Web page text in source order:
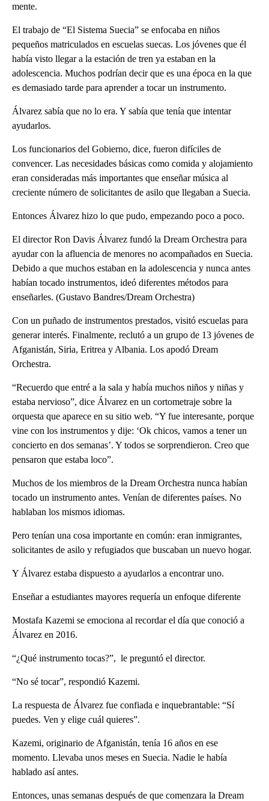
mente.
El trabajo de “El Sistema Suecia” se enfocaba en niños
pequeños matriculados en escuelas suecas. Los jóvenes que él
había visto llegar a la estación de tren ya estaban en la
adolescencia. Muchos podrían decir que es una época en la que
es demasiado tarde para aprender a tocar un instrumento.
Álvarez sabía que no lo era. Y sabía que tenía que intentar
ayudarlos.
Los funcionarios del Gobierno, dice, fueron difíciles de
convencer. Las necesidades básicas como comida y alojamiento
eran consideradas más importantes que enseñar música al
creciente número de solicitantes de asilo que llegaban a Suecia.
Entonces Álvarez hizo lo que pudo, empezando poco a poco.
El director Ron Davis Álvarez fundó la Dream Orchestra para
ayudar con la afluencia de menores no acompañados en Suecia.
Debido a que muchos estaban en la adolescencia y nunca antes
habían tocado instrumentos, ideó diferentes métodos para
enseñarles. (Gustavo Bandres/Dream Orchestra)​
Con un puñado de instrumentos prestados, visitó escuelas para
generar interés. Finalmente, reclutó a un grupo de 13 jóvenes de
Afganistán, Siria, Eritrea y Albania. Los apodó Dream
Orchestra.
“Recuerdo que entré a la sala y había muchos niños y niñas y
estaba nervioso”, dice Álvarez en un cortometraje sobre la
orquesta que aparece en su sitio web. “Y fue interesante, porque
vine con los instrumentos y dije: ‘Ok chicos, vamos a tener un
concierto en dos semanas’. Y todos se sorprendieron. Creo que
pensaron que estaba loco”.
Muchos de los miembros de la Dream Orchestra nunca habían
tocado un instrumento antes. Venían de diferentes países. No
hablaban los mismos idiomas.
Pero tenían una cosa importante en común: eran inmigrantes,
solicitantes de asilo y refugiados que buscaban un nuevo hogar.
Y Álvarez estaba dispuesto a ayudarlos a encontrar uno.
Enseñar a estudiantes mayores requería un enfoque diferente
Mostafa Kazemi se emociona al recordar el día que conoció a
Álvarez en 2016.
“¿Qué instrumento tocas?”, le preguntó el director.
“No sé tocar”, respondió Kazemi.
La respuesta de Álvarez fue confiada e inquebrantable: “Sí
puedes. Ven y elige cuál quieres”.
Kazemi, originario de Afganistán, tenía 16 años en ese
momento. Llevaba unos meses en Suecia. Nadie le había
hablado así antes.
Entonces, unas semanas después de que comenzara la Dream